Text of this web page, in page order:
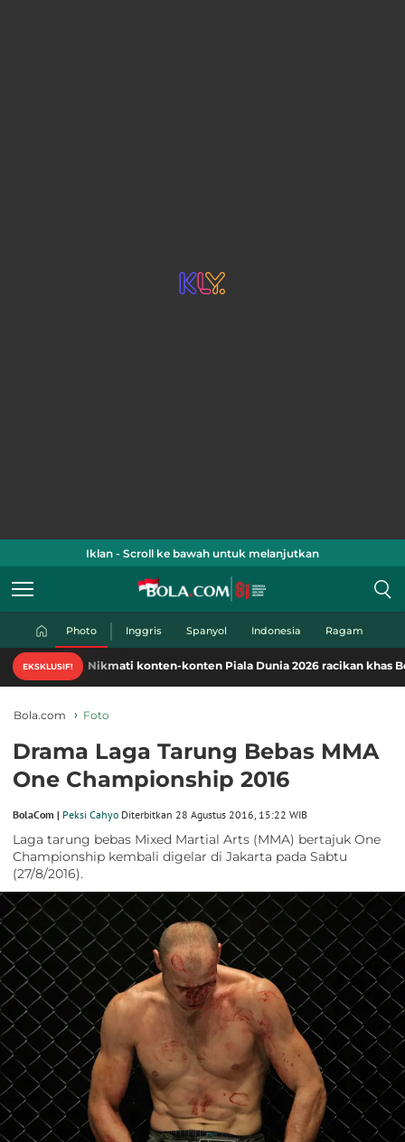
Iklan - Scroll ke bawah untuk melanjutkan
Photo Inggris Spanyol Indonesia Ragam
EKSKLUSIF!Nikmati konten-konten Piala Dunia 2026 racikan khas
Bola.com Foto
Drama Laga Tarung Bebas MMA
One Championship 2016
BolaCom | Peksi Cahyo Diterbitkan 28 Agustus 2016, 15:22 WIB
Laga tarung bebas Mixed Martial Arts (MMA) bertajuk One
Championship kembali digelar di Jakarta pada Sabtu
(27/8/2016).